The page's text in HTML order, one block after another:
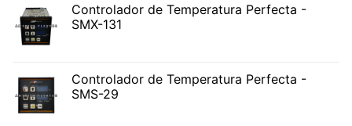
Controlador de Temperatura Perfecta -
SMX-131
Controlador de Temperatura Perfecta -
SMS-29